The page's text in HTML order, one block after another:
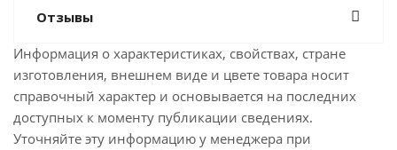
Отзывы
Информация о характеристиках, свойствах, стране
изготовления, внешнем виде и цвете товара носит
справочный характер и основывается на последних
доступных к моменту публикации сведениях.
Уточняйте эту информацию у менеджера при